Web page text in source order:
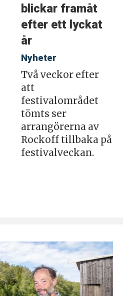
blickar framåt
efter ett lyckat
år
Nyheter
Två veckor efter
att
festivalområdet
tömts ser
arrangörerna av
Rockoff tillbaka på
festivalveckan.